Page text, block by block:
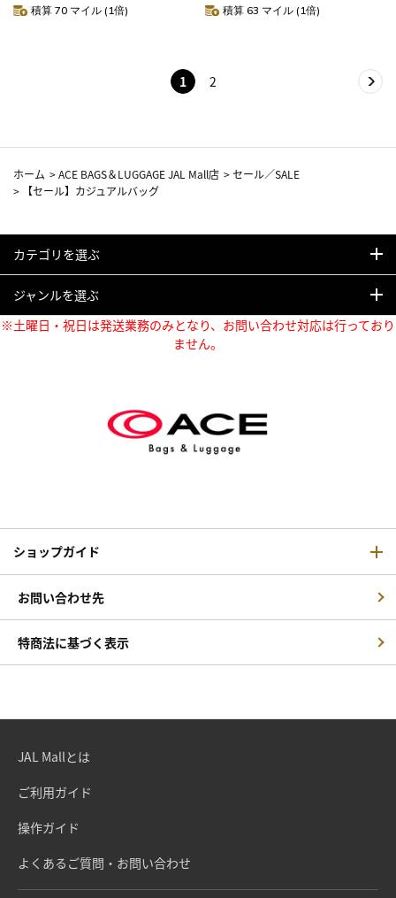
積算 70 マイル (1倍) 積算 63 マイル (1倍)
1 2
ホーム >ACE BAGS＆LUGGAGE JAL Mall店 >セール／SALE
>
【セール】カジュアルバッグ
カテゴリを選ぶ
ジャンルを選ぶ
※土曜日・祝日は発送業務のみとなり、お問い合わせ対応は行っており
ません。
ショップガイド
お問い合わせ先
特商法に基づく表示
JAL Mallとは
ご利用ガイド
操作ガイド
よくあるご質問・お問い合わせ